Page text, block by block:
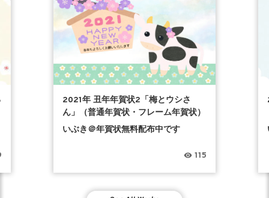
2021年 丑年年賀状2「梅とウシさ
ん」（普通年賀状・フレーム年賀状）
いぶき＠年賀状無料配布中です
115